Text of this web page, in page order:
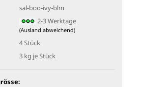
sal-boo-ivy-blm
2-3 Werktage
(Ausland abweichend)
4 Stück
3 kg je Stück